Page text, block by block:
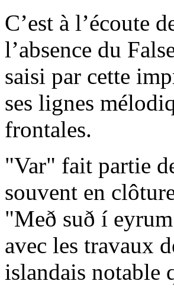
C’est à l’écoute
l’absence du
saisi par cette
ses lignes
frontales.
"Var" fait partie
souvent en
"Með suð í
avec les travaux
islandais notable